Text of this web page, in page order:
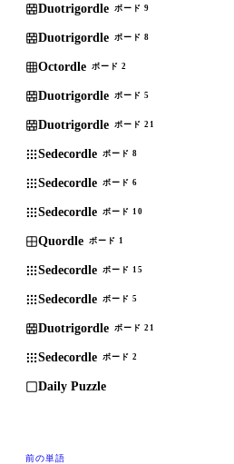
Duotrigordle ボード 9
Duotrigordle ボード 8
Octordle ボード 2
Duotrigordle ボード 5
Duotrigordle ボード 21
Sedecordle ボード 8
Sedecordle ボード 6
Sedecordle ボード 10
Quordle ボード 1
Sedecordle ボード 15
Sedecordle ボード 5
Duotrigordle ボード 21
Sedecordle ボード 2
Daily Puzzle
前の単語